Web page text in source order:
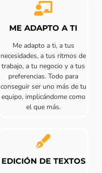
ME ADAPTO A TI
Me adapto a ti, a tus
necesidades, a tus ritmos de
trabajo, a tu negocio y a tus
preferencias. Todo para
conseguir ser uno más de tu
equipo, implicándome como
el que más.
EDICIÓN DE TEXTOS